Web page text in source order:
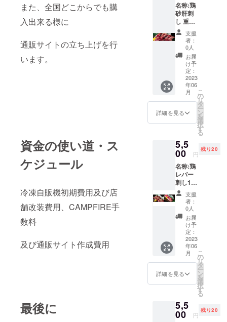
また、全国どこからでも購
入出来る様に
通販サイトの立ち上げを行
います。
資金の使い道・ス
ケジュール
冷凍自販機初期費用及び店
舗改装費用、CAMPFIRE手
数料
及び通販サイト作成費用
最後に
名称:鶏
砂肝刺
し 重量:
約
50g×2
保存方
法:冷
凍 賞味
期限:30
日間
原産国:
日本
産地:愛
知県
支援
者：
0人
お届
け予
定：
2023
年06
月
詳細を見る
こ
の
リ
タ
ー
ン
を
選
択
す
る
5,5
00 円
残り20
名称:鶏
レバー
刺し1ヶ
＋鶏心
臓刺し
1ヶ 重
量:各
50g 保
存方法:
冷凍 賞
味期
限:30日
間 原
産国:日
本 産
地:愛知
支援
者：
0人
お届
け予
定：
2023
年06
月
詳細を見る
こ
の
リ
タ
ー
ン
を
選
択
す
る
5,5
00 円
残り20